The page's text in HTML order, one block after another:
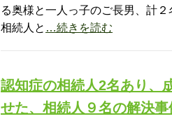
る奥様と一人っ子のご長男、計
相続人と …続きを読む
認知症の相続人2名あり、
せた、相続人９名の解決事